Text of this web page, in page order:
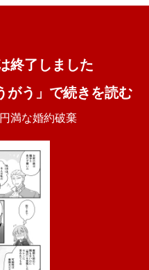
終了しました
がう」で続きを読む
満な婚約破棄